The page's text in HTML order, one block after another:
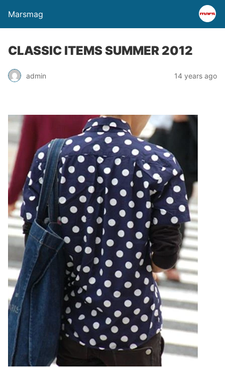
Marsmag
CLASSIC ITEMS SUMMER 2012
admin 14 years ago